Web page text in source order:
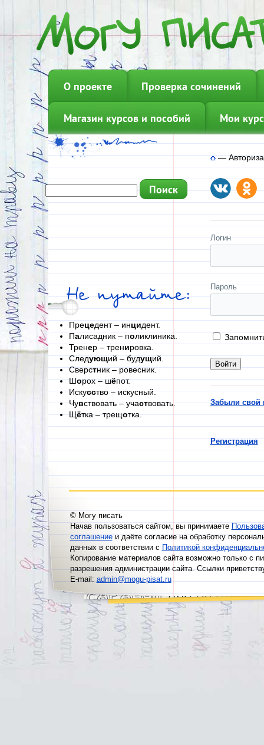
О проекте Проверка сочинений
Магазин курсов и пособий Мои
Не путайте:
Прецедент – инцидент.
Палисадник – поликлиника.
Тренер – тренировка.
Следующий – будущий.
Сверстник – ровесник.
Шорох – шёпот.
Искусство – искусный.
Чувствовать – участвовать.
Щётка – трещотка.
—
Логин
Пароль
Забыли свой
Регистрация
© Могу писать
Начав пользоваться сайтом, вы принимаете
соглашениеи даёте согласие на обработку
данных в соответствии сПолитикой
Копирование материалов сайта возможно только с
разрешения администрации сайта. Ссылки
E-mail:admin@mogu-pisat.ru